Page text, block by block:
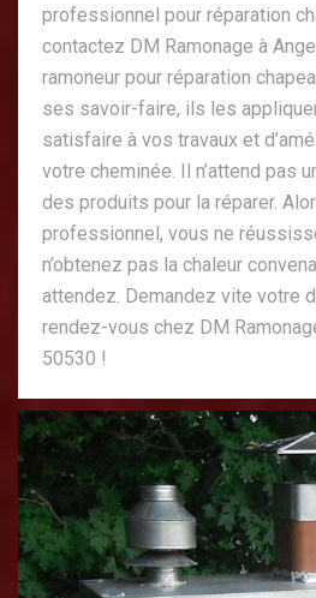
professionnel pour réparation
contactez DM Ramonage à
ramoneur pour réparation
ses savoir-faire, ils les
satisfaire à vos travaux et
votre cheminée. Il n’attend pas
des produits pour la réparer.
professionnel, vous ne
n’obtenez pas la chaleur
attendez. Demandez vite votre
rendez-vous chez DM
50530 !